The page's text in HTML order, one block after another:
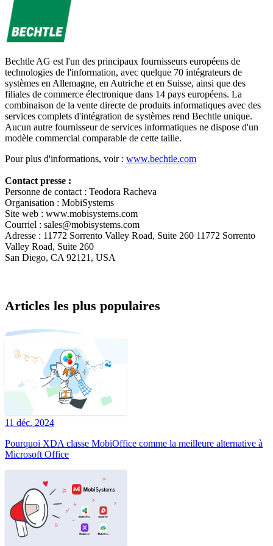
Bechtle AG est l'un des principaux fournisseurs européens de
technologies de l'information, avec quelque 70 intégrateurs de
systèmes en Allemagne, en Autriche et en Suisse, ainsi que des
filiales de commerce électronique dans 14 pays européens. La
combinaison de la vente directe de produits informatiques avec des
services complets d'intégration de systèmes rend Bechtle unique.
Aucun autre fournisseur de services informatiques ne dispose d'un
modèle commercial comparable de cette taille.
Pour plus d'informations, voir : www.bechtle.com
Contact presse :
Personne de contact : Teodora Racheva
Organisation : MobiSystems
Site web : www.mobisystems.com
Courriel : sales@mobisystems.com
Adresse : 11772 Sorrento Valley Road, Suite 260 11772 Sorrento
Valley Road, Suite 260
San Diego, CA 92121, USA
Articles les plus populaires
11 déc. 2024
Pourquoi XDA classe MobiOffice comme la meilleure alternative à
Microsoft Office